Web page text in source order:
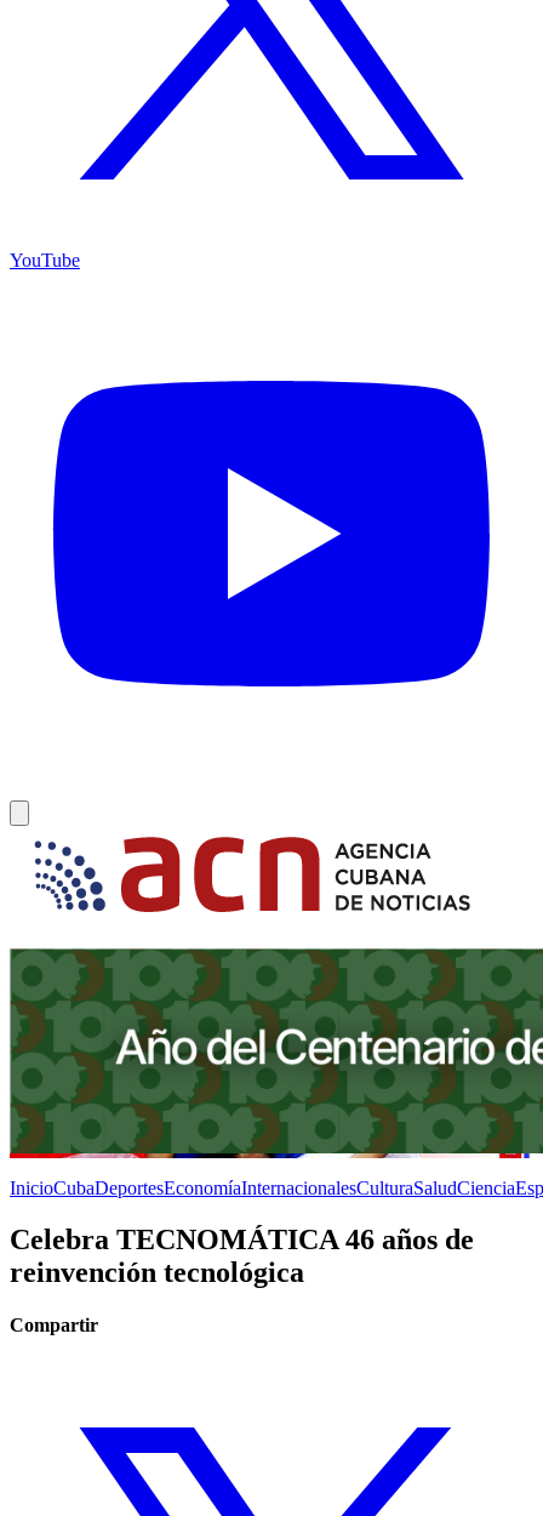
YouTube
InicioCubaDeportesEconomíaInternacionalesCulturaSaludCiencia
Celebra TECNOMÁTICA 46 años de
reinvención tecnológica
Compartir